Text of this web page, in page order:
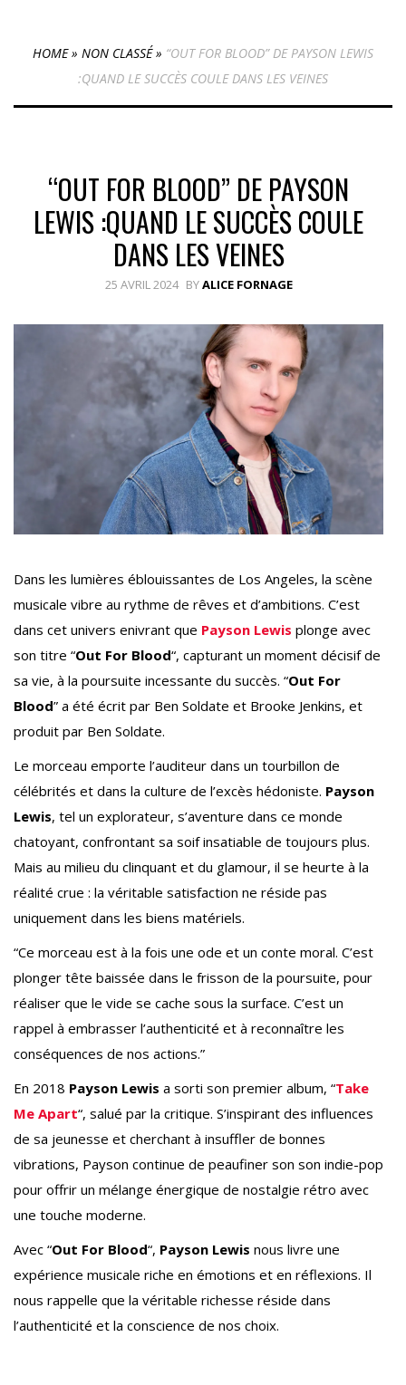
HOME» NON CLASSÉ» “OUT FOR BLOOD” DE PAYSON LEWIS
:QUAND LE SUCCÈS COULE DANS LES VEINES
“OUT FOR BLOOD” DE PAYSON
LEWIS :QUAND LE SUCCÈS COULE
DANS LES VEINES
25 AVRIL 2024 BYALICE FORNAGE
Dans les lumières éblouissantes de Los Angeles, la scène
musicale vibre au rythme de rêves et d’ambitions. C’est
dans cet univers enivrant que Payson Lewis plonge avec
son titre “Out For Blood“, capturant un moment décisif de
sa vie, à la poursuite incessante du succès. “Out For
Blood” a été écrit par Ben Soldate et Brooke Jenkins, et
produit par Ben Soldate.
Le morceau emporte l’auditeur dans un tourbillon de
célébrités et dans la culture de l’excès hédoniste. Payson
Lewis, tel un explorateur, s’aventure dans ce monde
chatoyant, confrontant sa soif insatiable de toujours plus.
Mais au milieu du clinquant et du glamour, il se heurte à la
réalité crue : la véritable satisfaction ne réside pas
uniquement dans les biens matériels.
“Ce morceau est à la fois une ode et un conte moral. C’est
plonger tête baissée dans le frisson de la poursuite, pour
réaliser que le vide se cache sous la surface. C’est un
rappel à embrasser l’authenticité et à reconnaître les
conséquences de nos actions.”
En 2018 Payson Lewis a sorti son premier album, “Take
Me Apart“, salué par la critique. S’inspirant des influences
de sa jeunesse et cherchant à insuffler de bonnes
vibrations, Payson continue de peaufiner son son indie-pop
pour offrir un mélange énergique de nostalgie rétro avec
une touche moderne.
Avec “Out For Blood“, Payson Lewis nous livre une
expérience musicale riche en émotions et en réflexions. Il
nous rappelle que la véritable richesse réside dans
l’authenticité et la conscience de nos choix.